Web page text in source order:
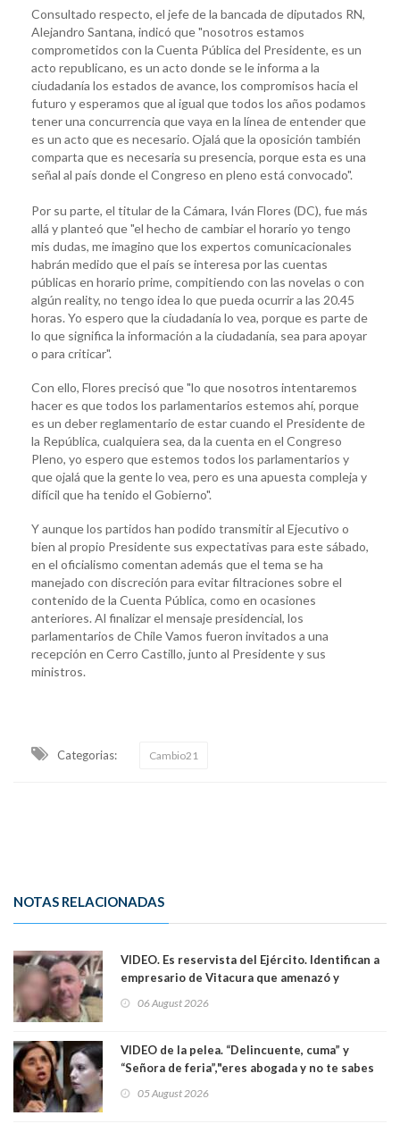
Consultado respecto, el jefe de la bancada de diputados RN,
Alejandro Santana, indicó que "nosotros estamos
comprometidos con la Cuenta Pública del Presidente, es un
acto republicano, es un acto donde se le informa a la
ciudadanía los estados de avance, los compromisos hacia el
futuro y esperamos que al igual que todos los años podamos
tener una concurrencia que vaya en la línea de entender que
es un acto que es necesario. Ojalá que la oposición también
comparta que es necesaria su presencia, porque esta es una
señal al país donde el Congreso en pleno está convocado".
Por su parte, el titular de la Cámara, Iván Flores (DC), fue más
allá y planteó que "el hecho de cambiar el horario yo tengo
mis dudas, me imagino que los expertos comunicacionales
habrán medido que el país se interesa por las cuentas
públicas en horario prime, compitiendo con las novelas o con
algún reality, no tengo idea lo que pueda ocurrir a las 20.45
horas. Yo espero que la ciudadanía lo vea, porque es parte de
lo que significa la información a la ciudadanía, sea para apoyar
o para criticar".
Con ello, Flores precisó que "lo que nosotros intentaremos
hacer es que todos los parlamentarios estemos ahí, porque
es un deber reglamentario de estar cuando el Presidente de
la República, cualquiera sea, da la cuenta en el Congreso
Pleno, yo espero que estemos todos los parlamentarios y
que ojalá que la gente lo vea, pero es una apuesta compleja y
difícil que ha tenido el Gobierno".
Y aunque los partidos han podido transmitir al Ejecutivo o
bien al propio Presidente sus expectativas para este sábado,
en el oficialismo comentan además que el tema se ha
manejado con discreción para evitar filtraciones sobre el
contenido de la Cuenta Pública, como en ocasiones
anteriores. Al finalizar el mensaje presidencial, los
parlamentarios de Chile Vamos fueron invitados a una
recepción en Cerro Castillo, junto al Presidente y sus
ministros.
Categorias: Cambio21
NOTAS RELACIONADAS
VIDEO. Es reservista del Ejército. Identifican a
empresario de Vitacura que amenazó y
al "ring raja". Se trata de Andrés Arrieta y la
06 August 2026
VIDEO de la pelea. “Delincuente, cuma” y
“Señora de feria”,"eres abogada y no te sabes
senadoras Camila Flores y Fabiola Campillai en
05 August 2026